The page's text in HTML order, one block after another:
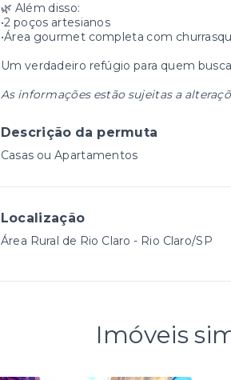
🌿 Além disso:
•2 poços artesianos
•Área gourmet completa com
Um verdadeiro refúgio para quem
As informações estão sujeitas a
Descrição da permuta
Casas ou Apartamentos
Localização
Área Rural de Rio Claro - Rio Claro/SP
Imóveis